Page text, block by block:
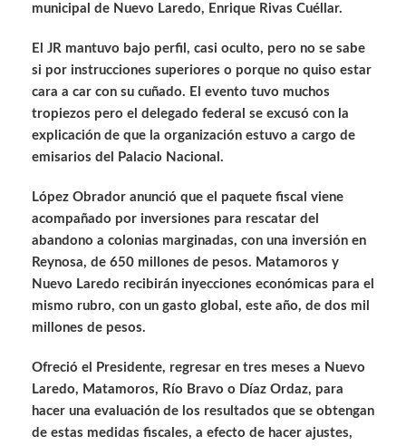
municipal de Nuevo Laredo, Enrique Rivas Cuéllar.
El JR mantuvo bajo perfil, casi oculto, pero no se sabe
si por instrucciones superiores o porque no quiso estar
cara a car con su cuñado. El evento tuvo muchos
tropiezos pero el delegado federal se excusó con la
explicación de que la organización estuvo a cargo de
emisarios del Palacio Nacional.
López Obrador anunció que el paquete fiscal viene
acompañado por inversiones para rescatar del
abandono a colonias marginadas, con una inversión en
Reynosa, de 650 millones de pesos. Matamoros y
Nuevo Laredo recibirán inyecciones económicas para el
mismo rubro, con un gasto global, este año, de dos mil
millones de pesos.
Ofreció el Presidente, regresar en tres meses a Nuevo
Laredo, Matamoros, Río Bravo o Díaz Ordaz, para
hacer una evaluación de los resultados que se obtengan
de estas medidas fiscales, a efecto de hacer ajustes,